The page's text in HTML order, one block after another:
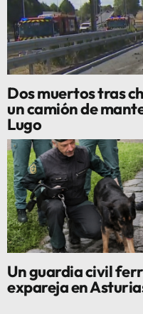
Dos muertos tras
un camión de
Lugo
Un guardia civil
expareja en